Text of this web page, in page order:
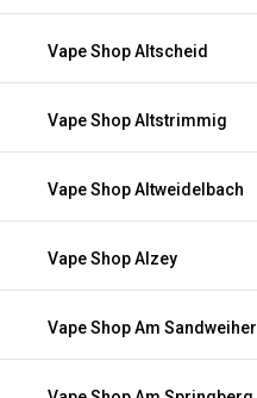
Vape Shop Altscheid
Vape Shop Altstrimmig
Vape Shop Altweidelbach
Vape Shop Alzey
Vape Shop Am Sandweiher